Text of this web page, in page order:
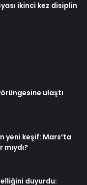
ikinci kez disiplin
ulaştı
yeni keşif: Mars’ta
duyurdu: